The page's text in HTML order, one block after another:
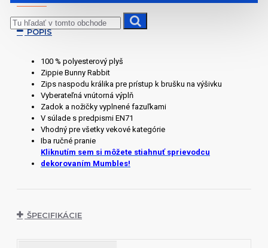
POPIS
100 % polyesterový plyš
Zippie Bunny Rabbit
Zips naspodu králika pre prístup k brušku na výšivku
Vyberateľná vnútorná výplň
Zadok a nožičky vyplnené fazuľkami
V súlade s predpismi EN71
Vhodný pre všetky vekové kategórie
Iba ručné pranie
Kliknutím sem si môžete stiahnuť sprievodcu
dekorovaním Mumbles!
ŠPECIFIKÁCIE